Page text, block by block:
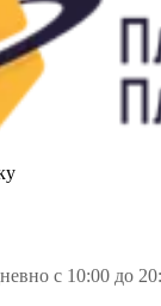
с 10:00 до